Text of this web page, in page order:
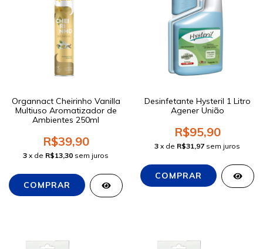
Organnact Cheirinho Vanilla
Multiuso Aromatizador de
Ambientes 250ml
R$39,90
3 x de R$13,30 sem juros
Desinfetante Hysteril 1 Litro
Agener União
R$95,90
3 x de R$31,97 sem juros